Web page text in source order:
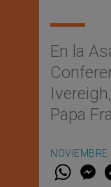
En la
Papa
W M
e